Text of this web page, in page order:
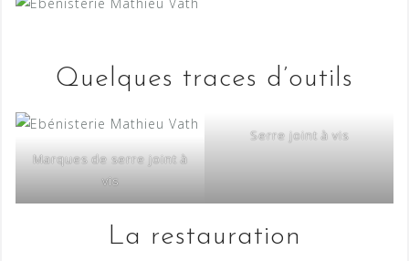
Quelques traces d’outils
Marques de serre joint à
vis
Serre joint à vis
La restauration